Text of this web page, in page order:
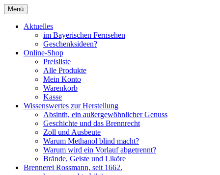
Brennerei Rossmann Albstadt
Menü Zum
Inhalt
springen
Aktuelles
im Bayerischen Fernsehen
Geschenksideen?
Online-Shop
Preisliste
Alle Produkte
Mein Konto
Warenkorb
Kasse
Wissenswertes zur Herstellung
Absinth, ein außergewöhnlicher Genuss
Geschichte und das Brennrecht
Zoll und Ausbeute
Warum Methanol blind macht?
Warum wird ein Vorlauf abgetrennt?
Brände, Geiste und Liköre
Brennerei Rossmann, seit 1662.